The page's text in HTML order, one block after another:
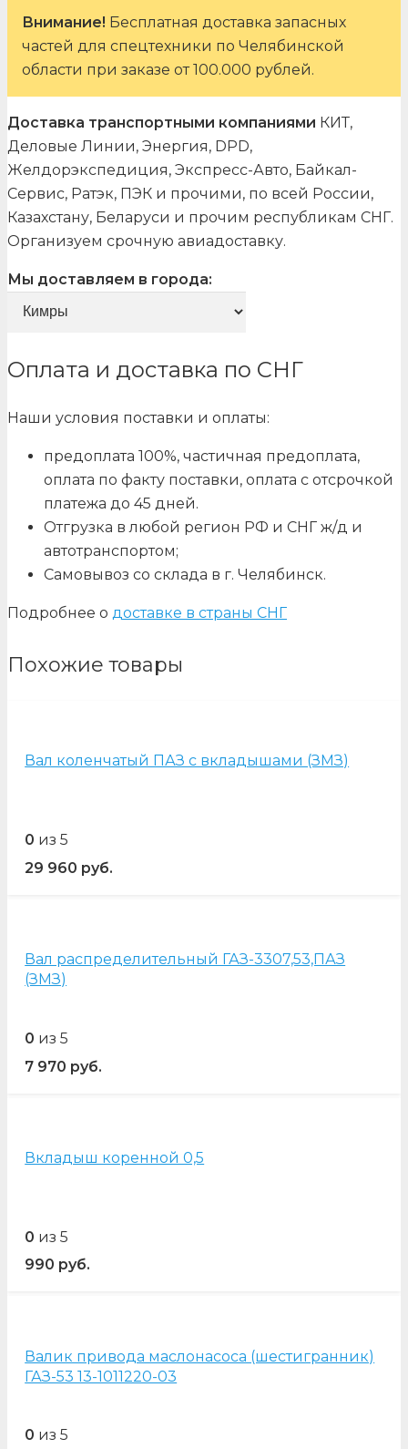
Внимание! Бесплатная доставка запасных
частей для спецтехники по Челябинской
области при заказе от 100.000 рублей.
Доставка транспортными компаниями КИТ,
Деловые Линии, Энергия, DPD,
Желдорэкспедиция, Экспресс-Авто, Байкал-
Сервис, Ратэк, ПЭК и прочими, по всей России,
Казахстану, Беларуси и прочим республикам СНГ.
Организуем срочную авиадоставку.
Мы доставляем в города:
Оплата и доставка по СНГ
Наши условия поставки и оплаты:
предоплата 100%, частичная предоплата,
оплата по факту поставки, оплата с отсрочкой
платежа до 45 дней.
Отгрузка в любой регион РФ и СНГ ж/д и
автотранспортом;
Самовывоз со склада в г. Челябинск.
Подробнее о доставке в страны СНГ
Похожие товары
Вал коленчатый ПАЗ с вкладышами (ЗМЗ)
0 из 5
29 960 руб.
Вал распределительный ГАЗ-3307,53,ПАЗ
(ЗМЗ)
0 из 5
7 970 руб.
Вкладыш коренной 0,5
0 из 5
990 руб.
Валик привода маслонасоса (шестигранник)
ГАЗ-53 13-1011220-03
0 из 5